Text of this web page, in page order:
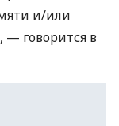
и/или
— говорится в